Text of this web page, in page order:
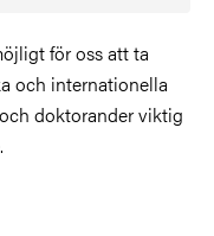
för oss att ta
och internationella
doktorander viktig